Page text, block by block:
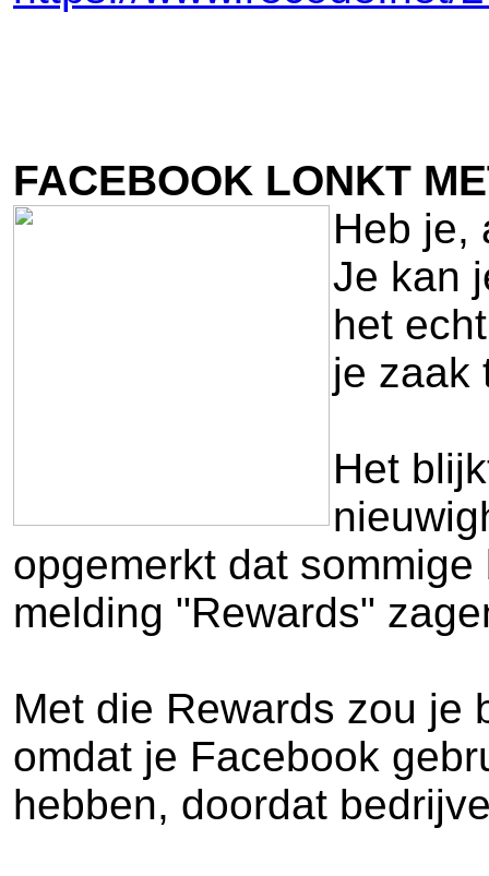
FACEBOOK LONKT
Heb je,
Je kan
het
je zaak
Het
opgemerkt dat
melding "Rewards"
Met die Rewards zou je
omdat je Facebook
hebben, doordat